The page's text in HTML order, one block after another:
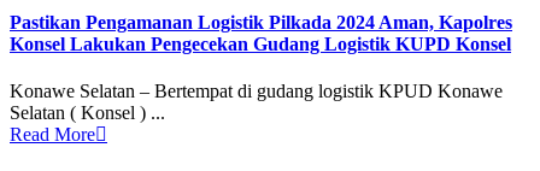
Pastikan Pengamanan Logistik Pilkada 2024 Aman, Kapolres
Konsel Lakukan Pengecekan Gudang Logistik KUPD Konsel
Konawe Selatan – Bertempat di gudang logistik KPUD Konawe
Selatan ( Konsel ) ...
Read More